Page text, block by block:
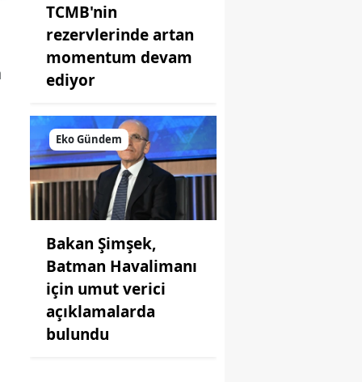
TCMB'nin
rezervlerinde artan
momentum devam
ediyor
Eko Gündem
Bakan Şimşek,
Batman Havalimanı
için umut verici
açıklamalarda
bulundu